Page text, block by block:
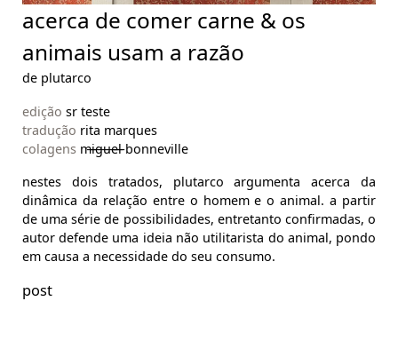
acerca de comer carne & os
animais usam a razão
de plutarco
edição sr teste
tradução rita marques
colagensm̶i̶g̶u̶e̶l̶ bonneville
nestes dois tratados, plutarco argumenta acerca da
dinâmica da relação entre o homem e o animal. a partir
de uma série de possibilidades, entretanto confirmadas, o
autor defende uma ideia não utilitarista do animal, pondo
em causa a necessidade do seu consumo.
post